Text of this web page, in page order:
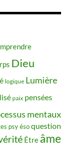
Dieu
logique Lumière
paix pensées
mentaux
psy ésoquestion
Être âme